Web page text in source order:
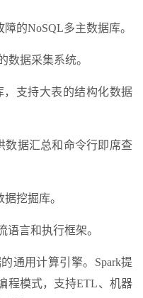
障的NoSQL多主数据库。
数据采集系统。
，支持大表的结构化数据
数据汇总和命令行即席查
挖掘库。
语言和执行框架。
通用计算引擎。Spark提
程模式，支持ETL、机器